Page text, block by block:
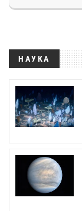
НАУКА